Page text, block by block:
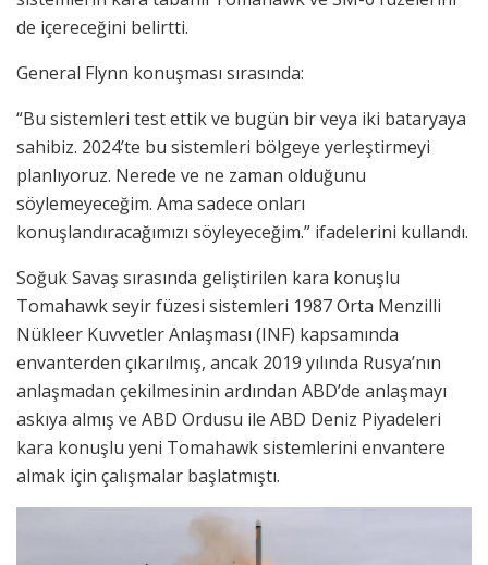
de içereceğini belirtti.
General Flynn konuşması sırasında:
“Bu sistemleri test ettik ve bugün bir veya iki bataryaya
sahibiz. 2024’te bu sistemleri bölgeye yerleştirmeyi
planlıyoruz. Nerede ve ne zaman olduğunu
söylemeyeceğim. Ama sadece onları
konuşlandıracağımızı söyleyeceğim.” ifadelerini kullandı.
Soğuk Savaş sırasında geliştirilen kara konuşlu
Tomahawk seyir füzesi sistemleri 1987 Orta Menzilli
Nükleer Kuvvetler Anlaşması (INF) kapsamında
envanterden çıkarılmış, ancak 2019 yılında Rusya’nın
anlaşmadan çekilmesinin ardından ABD’de anlaşmayı
askıya almış ve ABD Ordusu ile ABD Deniz Piyadeleri
kara konuşlu yeni Tomahawk sistemlerini envantere
almak için çalışmalar başlatmıştı.